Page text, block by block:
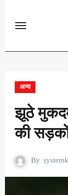
अन्य
झूठे
की
By